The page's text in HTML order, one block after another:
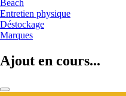
Beach
Entretien physique
Déstockage
Marques
Ajout en cours...